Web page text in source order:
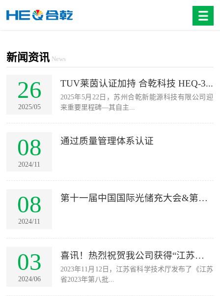
新闻资讯 News
26
2025/05
TUV莱茵认证加持 合乾科技 HEQ-3...
2025年5月22日，苏州合乾新能源科技有限公司迎
来重要里程碑—其自主...
08
2024/11
通过质量管理体系认证
08
2024/11
第十一届中国国际光储充大会&第三
03
2024/06
喜讯！热烈祝贺我公司获得“江苏省
科技型中...
2023年11月12日，江苏省科学技术厅发布了《江苏
省2023年第八批...